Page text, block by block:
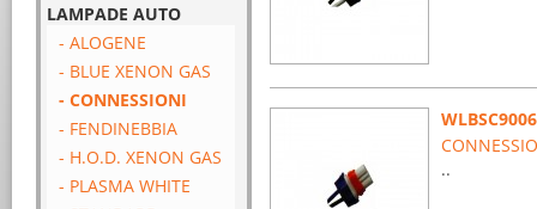
LAMPADE AUTO
- ALOGENE
- BLUE XENON GAS
- CONNESSIONI
- FENDINEBBIA
- H.O.D. XENON GAS
- PLASMA WHITE
WLBSC9006
..